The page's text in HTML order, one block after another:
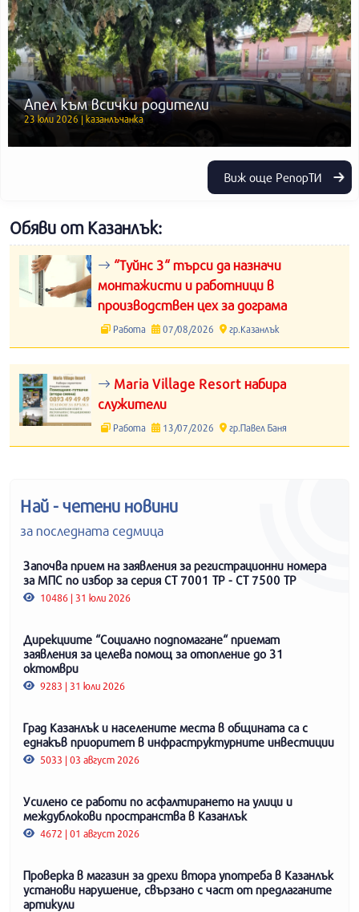
Апел към всички родители
23 юли 2026 | казанлъчанка
Виж още РепорТИ
Обяви от Казанлък:
“Туйнс 3“ търси да назначи
монтажисти и работници в
производствен цех за дограма
Работа 07/08/2026 гр.Казанлък
Maria Village Resort набира
служители
Работа 13/07/2026 гр.Павел Баня
Най - четени новини
за последната седмица
Започва прием на заявления за регистрационни номера
за МПС по избор за серия СТ 7001 ТР - СТ 7500 ТР
10486 | 31 юли 2026
Дирекциите “Социално подпомагане“ приемат
заявления за целева помощ за отопление до 31
октомври
9283 | 31 юли 2026
Град Казанлък и населените места в общината са с
еднакъв приоритет в инфраструктурните инвестиции
5033 | 03 август 2026
Усилено се работи по асфалтирането на улици и
междублокови пространства в Казанлък
4672 | 01 август 2026
Проверка в магазин за дрехи втора употреба в Казанлък
установи нарушение, свързано с част от предлаганите
артикули